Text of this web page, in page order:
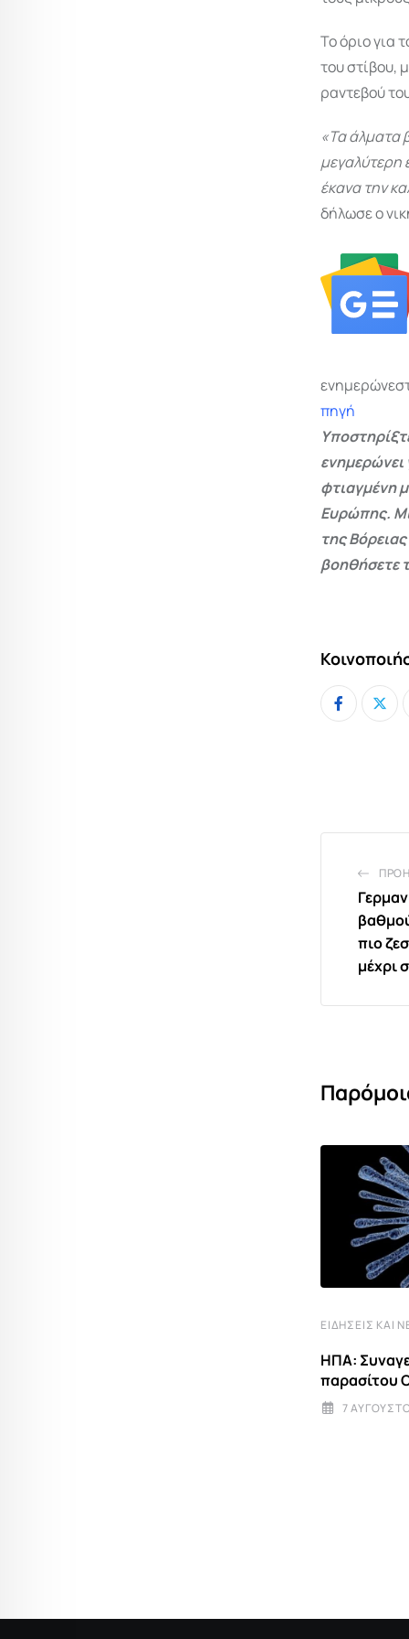
Το όριο για
του στίβου,
ραντεβού
«Τα άλματα
μεγαλύτερη
έκανα την
δήλωσε ο
πηγή
ενημερώνει
φτιαγμένη
Ευρώπης.
της
βοηθήσετε
πιο
μέχρι
ΕΙΔΉΣΕΙΣ ΚΑΙ
ΗΠΑ:
παρασίτου
7